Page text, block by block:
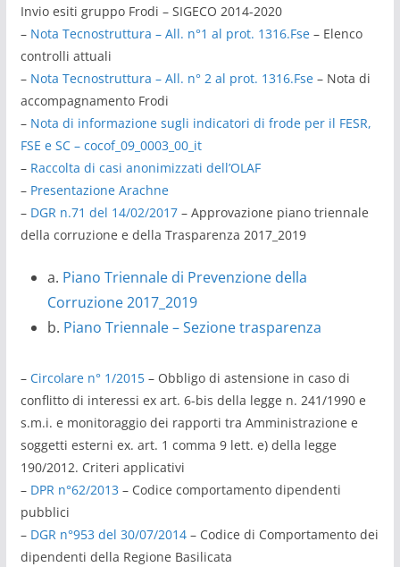
Invio esiti gruppo Frodi – SIGECO 2014-2020
– Nota Tecnostruttura – All. n°1 al prot. 1316.Fse– Elenco
controlli attuali
– Nota Tecnostruttura – All. n° 2 al prot. 1316.Fse– Nota di
accompagnamento Frodi
– Nota di informazione sugli indicatori di frode per il FESR,
FSE e SC – cocof_09_0003_00_it
– Raccolta di casi anonimizzati dell’OLAF
– Presentazione Arachne
– DGR n.71 del 14/02/2017– Approvazione piano triennale
della corruzione e della Trasparenza 2017_2019
a. Piano Triennale di Prevenzione della
Corruzione 2017_2019
b. Piano Triennale – Sezione trasparenza
– Circolare n° 1/2015– Obbligo di astensione in caso di
conflitto di interessi ex art. 6-bis della legge n. 241/1990 e
s.m.i. e monitoraggio dei rapporti tra Amministrazione e
soggetti esterni ex. art. 1 comma 9 lett. e) della legge
190/2012. Criteri applicativi
– DPR n°62/2013 – Codice comportamento dipendenti
pubblici
– DGR n°953 del 30/07/2014– Codice di Comportamento dei
dipendenti della Regione Basilicata